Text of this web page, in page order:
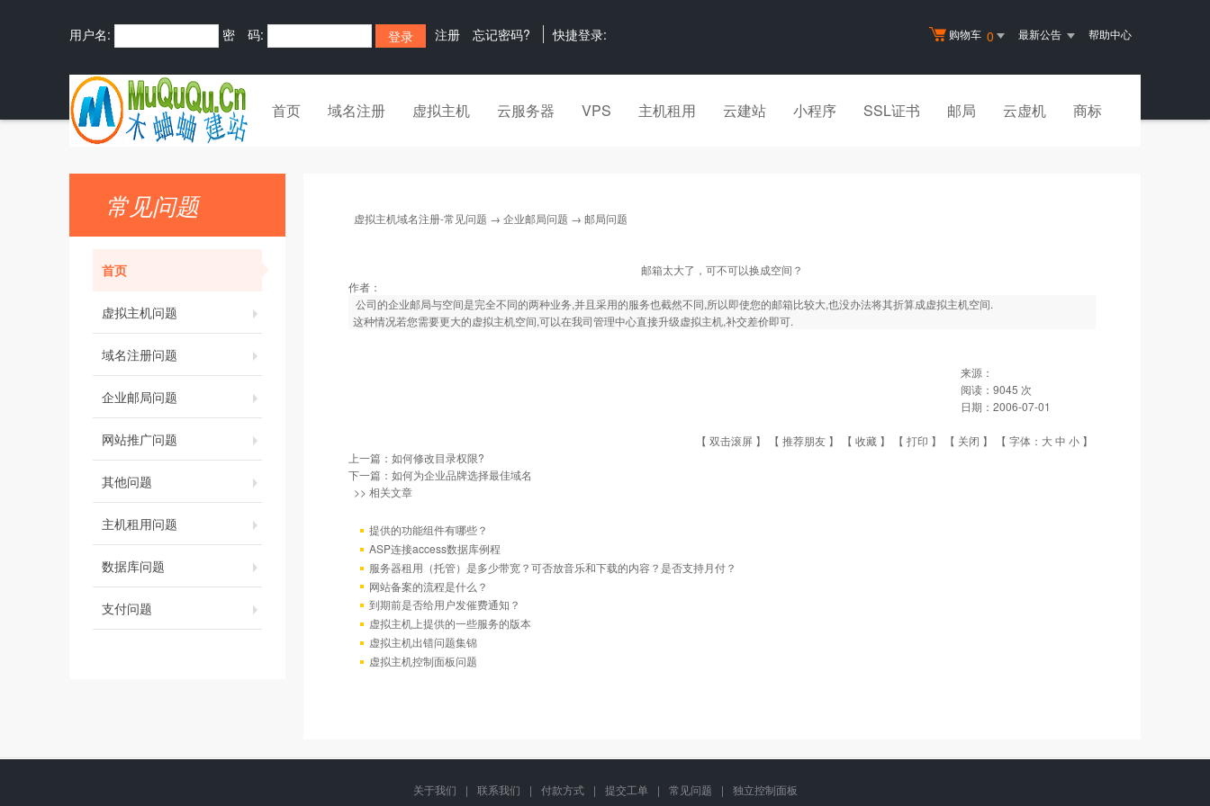
购物车 0 最新公告 帮助中心
用户名: 密 码: 注册 忘记密码? 快捷登录:
首页 域名注册 虚拟主机 云服务器 VPS 主机租用 云建站 小程序 SSL证书 邮局 云虚机 商标
常见问题
首页
虚拟主机问题
域名注册问题
企业邮局问题
网站推广问题
其他问题
主机租用问题
数据库问题
支付问题
虚拟主机域名注册-常见问题 → 企业邮局问题 → 邮局问题
邮箱太大了，可不可以换成空间？
作者：
公司的企业邮局与空间是完全不同的两种业务,并且采用的服务也截然不同,所以即使您的邮箱比较大,也没办法将其折算成虚拟主机空间.
这种情况若您需要更大的虚拟主机空间,可以在我司管理中心直接升级虚拟主机,补交差价即可.
来源：
阅读： 9045 次
日期： 2006-07-01
【 双击滚屏 】 【 推荐朋友 】 【 收藏 】 【 打印 】 【 关闭 】 【 字体： 大中 小 】
上一篇： 如何修改目录权限?
下一篇： 如何为企业品牌选择最佳域名
>> 相关文章
提供的功能组件有哪些？
ASP连接access数据库例程
服务器租用（托管）是多少带宽？可否放音乐和下载的内容？是否支持月付？
网站备案的流程是什么？
到期前是否给用户发催费通知？
虚拟主机上提供的一些服务的版本
虚拟主机出错问题集锦
虚拟主机控制面板问题
关于我们 | 联系我们 | 付款方式 | 提交工单 | 常见问题 | 独立控制面板